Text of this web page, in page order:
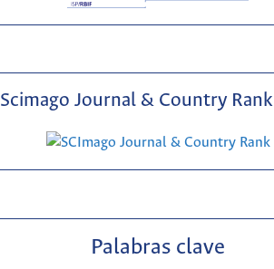
Scimago Journal & Country Rank
Palabras clave